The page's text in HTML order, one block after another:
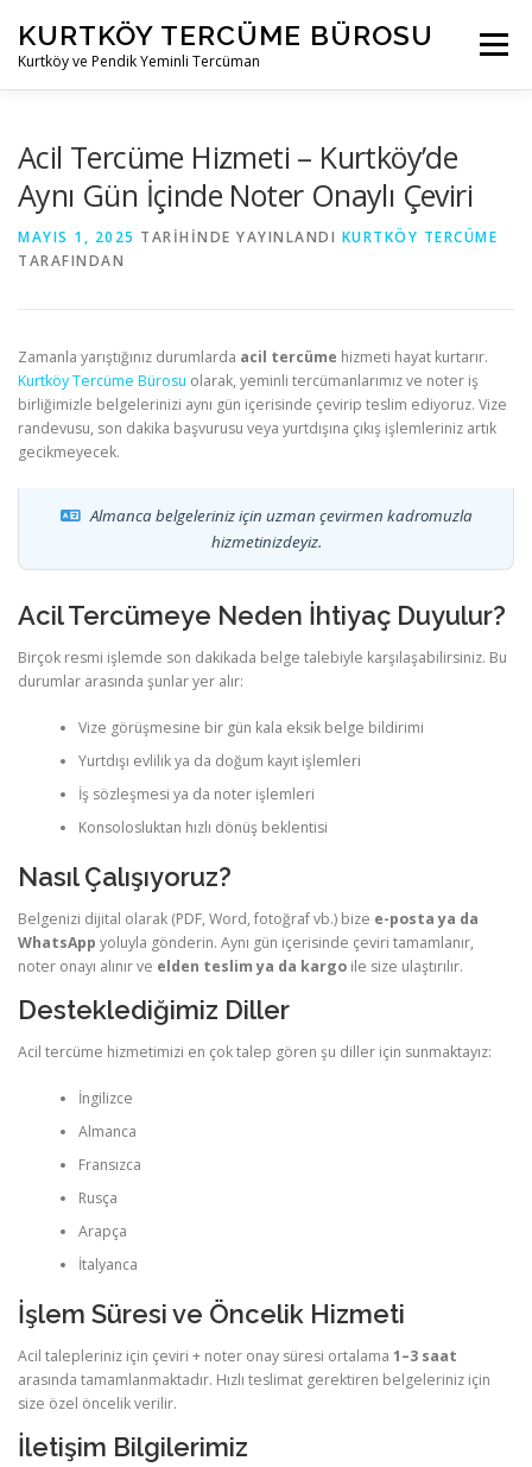
geçKURTKÖY TERCÜME BÜROSU
Kurtköy ve Pendik Yeminli Tercüman
Menü
Acil Tercüme Hizmeti – Kurtköy’de
Aynı Gün İçinde Noter Onaylı Çeviri
MAYIS 1, 2025 TARIHINDE YAYINLANDI KURTKÖY TERCÜME
TARAFINDAN
Zamanla yarıştığınız durumlarda acil tercüme hizmeti hayat kurtarır.
Kurtköy Tercüme Bürosu olarak, yeminli tercümanlarımız ve noter iş
birliğimizle belgelerinizi aynı gün içerisinde çevirip teslim ediyoruz. Vize
randevusu, son dakika başvurusu veya yurtdışına çıkış işlemleriniz artık
gecikmeyecek.
Almanca belgeleriniz için uzman çevirmen kadromuzla
hizmetinizdeyiz.
Acil Tercümeye Neden İhtiyaç Duyulur?
Birçok resmi işlemde son dakikada belge talebiyle karşılaşabilirsiniz. Bu
durumlar arasında şunlar yer alır:
Vize görüşmesine bir gün kala eksik belge bildirimi
Yurtdışı evlilik ya da doğum kayıt işlemleri
İş sözleşmesi ya da noter işlemleri
Konsolosluktan hızlı dönüş beklentisi
Nasıl Çalışıyoruz?
Belgenizi dijital olarak (PDF, Word, fotoğraf vb.) bize e-posta ya da
WhatsApp yoluyla gönderin. Aynı gün içerisinde çeviri tamamlanır,
noter onayı alınır ve elden teslim ya da kargo ile size ulaştırılır.
Desteklediğimiz Diller
Acil tercüme hizmetimizi en çok talep gören şu diller için sunmaktayız:
İngilizce
Almanca
Fransızca
Rusça
Arapça
İtalyanca
İşlem Süresi ve Öncelik Hizmeti
Acil talepleriniz için çeviri + noter onay süresi ortalama 1–3 saat
arasında tamamlanmaktadır. Hızlı teslimat gerektiren belgeleriniz için
size özel öncelik verilir.
İletişim Bilgilerimiz